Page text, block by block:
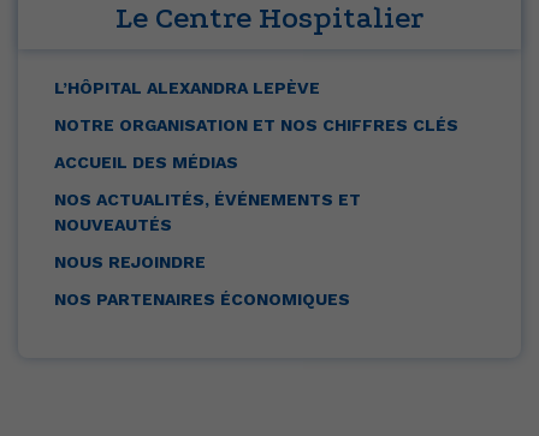
Le Centre Hospitalier
L’HÔPITAL ALEXANDRA LEPÈVE
NOTRE ORGANISATION ET NOS CHIFFRES CLÉS
ACCUEIL DES MÉDIAS
NOS ACTUALITÉS, ÉVÉNEMENTS ET
NOUVEAUTÉS
NOUS REJOINDRE
NOS PARTENAIRES ÉCONOMIQUES